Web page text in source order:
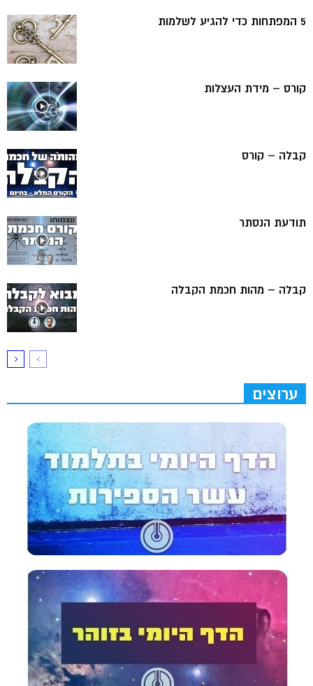
5 המפתחות כדי להגיע לשלמות
קורס – מידת העצלות
קבלה – קורס
תודעת הנסתר
קבלה – מהות חכמת הקבלה
ערוצים